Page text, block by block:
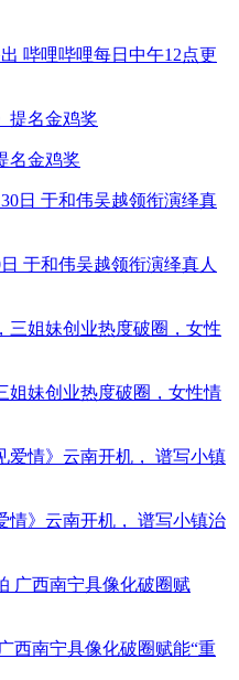
哔哩哔哩每日中午12点更
名金鸡奖
于和伟吴越领衔演绎真人
姐妹创业热度破圈，女性情
情》云南开机， 谱写小镇治
西南宁具像化破圈赋能“重